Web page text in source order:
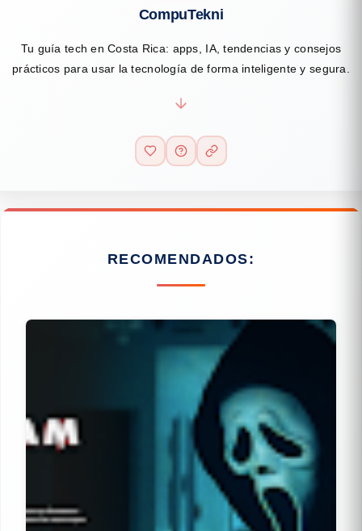
CompuTekni
Tu guía tech en Costa Rica: apps, IA, tendencias y consejos
prácticos para usar la tecnología de forma inteligente y segura.
RECOMENDADOS: